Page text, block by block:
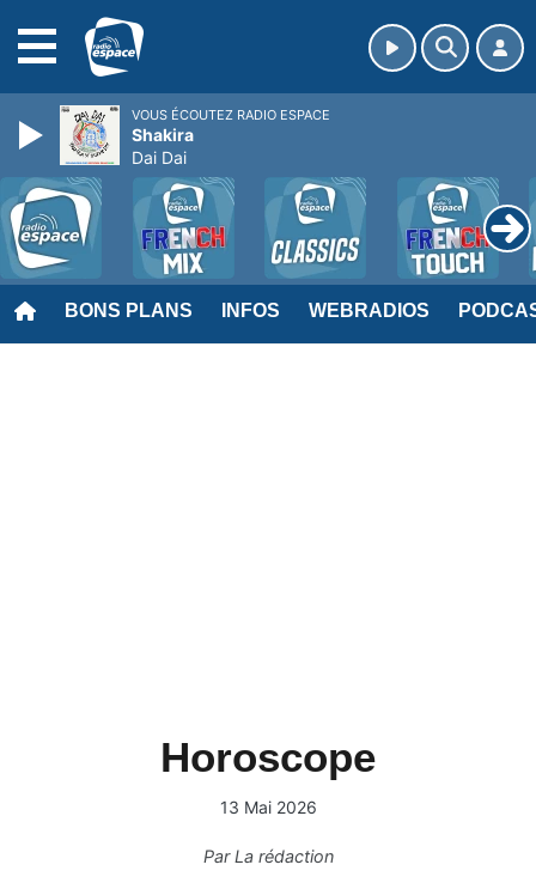
BONS PLANS INFOS WEBRADIOS
Horoscope
13 Mai 2026
ParLa rédaction
VOUS ÉCOUTEZ RADIO ESPACE
Shakira
Dai Dai